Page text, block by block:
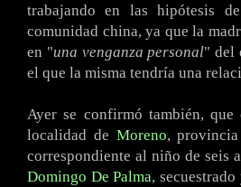
trabajando en las hipótesis
comunidad china, ya que la
en "una venganza personal" del
el que la misma tendría una
Ayer se confirmó también,
localidad de Moreno,
correspondiente al niño de seis
Domingo De Palma,